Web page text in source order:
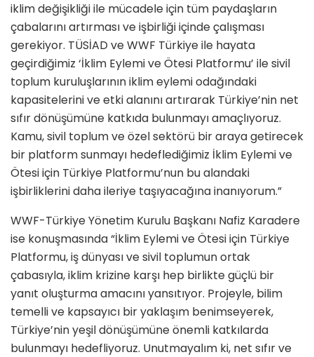
iklim değişikliği ile mücadele için tüm paydaşların
çabalarını artırması ve işbirliği içinde çalışması
gerekiyor. TÜSİAD ve WWF Türkiye ile hayata
geçirdiğimiz ‘İklim Eylemi ve Ötesi Platformu’ ile sivil
toplum kuruluşlarının iklim eylemi odağındaki
kapasitelerini ve etki alanını artırarak Türkiye’nin net
sıfır dönüşümüne katkıda bulunmayı amaçlıyoruz.
Kamu, sivil toplum ve özel sektörü bir araya getirecek
bir platform sunmayı hedeflediğimiz İklim Eylemi ve
Ötesi için Türkiye Platformu’nun bu alandaki
işbirliklerini daha ileriye taşıyacağına inanıyorum.”
WWF-Türkiye Yönetim Kurulu Başkanı Nafiz Karadere
ise konuşmasında “İklim Eylemi ve Ötesi için Türkiye
Platformu, iş dünyası ve sivil toplumun ortak
çabasıyla, iklim krizine karşı hep birlikte güçlü bir
yanıt oluşturma amacını yansıtıyor. Projeyle, bilim
temelli ve kapsayıcı bir yaklaşım benimseyerek,
Türkiye’nin yeşil dönüşümüne önemli katkılarda
bulunmayı hedefliyoruz. Unutmayalım ki, net sıfır ve